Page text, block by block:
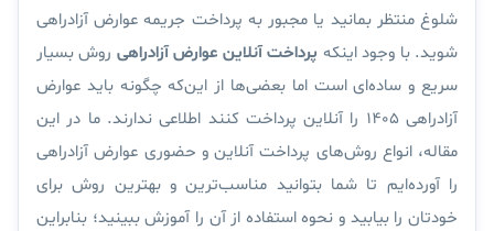
شلوغ منتظر بمانید یا مجبور به پرداخت جریمه عوارض آزادراهی
شوید. با وجود اینکه پرداخت آنلاین عوارض آزادراهی روش بسیار
سریع و ساده‌ای است اما بعضی‌ها از این‌که چگونه باید عوارض
آزادراهی ۱۴۰۵ را آنلاین پرداخت کنند اطلاعی ندارند. ما در این
مقاله، انواع روش‌های پرداخت آنلاین و حضوری عوارض آزادراهی
را آورده‌ایم تا شما بتوانید مناسب‌ترین و بهترین روش برای
خودتان را بیابید و نحوه استفاده از آن را آموزش ببینید؛ بنابراین